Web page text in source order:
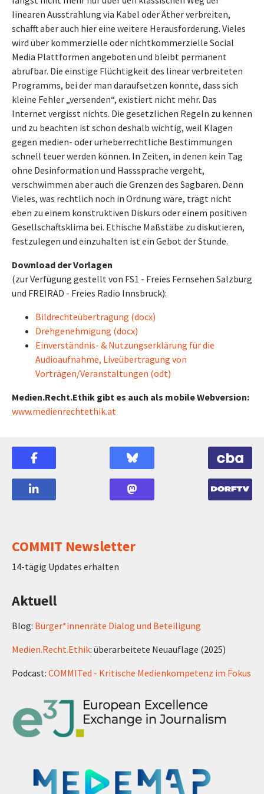
linearen Ausstrahlung via Kabel oder Äther verbreiten,
schafft aber auch hier eine weitere Herausforderung. Vieles
wird über kommerzielle oder nichtkommerzielle Social
Media Plattformen angeboten und bleibt permanent
abrufbar. Die einstige Flüchtigkeit des linear verbreiteten
Programms, bei der man daraufsetzen konnte, dass sich
kleine Fehler „versenden“, existiert nicht mehr. Das
Internet vergisst nichts. Die gesetzlichen Regeln zu kennen
und zu beachten ist schon deshalb wichtig, weil Klagen
gegen medien- oder urheberrechtliche Bestimmungen
schnell teuer werden können. In Zeiten, in denen kein Tag
ohne Desinformation und Hasssprache vergeht,
verschwimmen aber auch die Grenzen des Sagbaren. Denn
Vieles, was rechtlich noch in Ordnung wäre, trägt nicht
eben zu einem konstruktiven Diskurs oder einem positiven
Gesellschaftsklima bei. Ethische Maßstäbe zu diskutieren,
festzulegen und einzuhalten ist ein Gebot der Stunde.
Download der Vorlagen
(zur Verfügung gestellt von FS1 - Freies Fernsehen Salzburg
und FREIRAD - Freies Radio Innsbruck):
Bildrechteübertragung (docx)
Drehgenehmigung (docx)
Einverständnis- & Nutzungserklärung für die
Audioaufnahme, Liveübertragung von
Vorträgen/Veranstaltungen (odt)
Medien.Recht.Ethik gibt es auch als mobile Webversion:
www.medienrechtethik.at
COMMIT Newsletter
14-tägig Updates erhalten
Aktuell
Blog: Bürger*innenräte Dialog und Beteiligung
Medien.Recht.Ethik: überarbeitete Neuauflage (2025)
Podcast: COMMITed - Kritische Medienkompetenz im Fokus